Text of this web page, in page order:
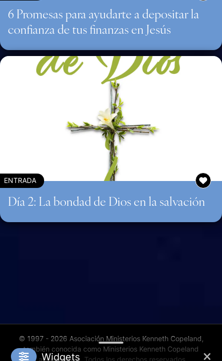
6 Promesas para ayudarte a depositar la
confianza de tus finanzas en Jesús
ENTRADA
Día 2: La bondad de Dios en la salvación
Widgets
© 1997 - 2026 Asociación Ministerios Kenneth Copeland,
también conocida como Ministerios Kenneth Copeland